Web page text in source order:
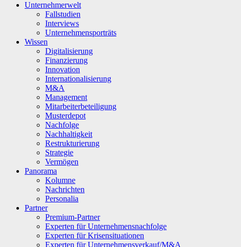
Unternehmerwelt
Fallstudien
Interviews
Unternehmensporträts
Wissen
Digitalisierung
Finanzierung
Innovation
Internationalisierung
M&A
Management
Mitarbeiterbeteiligung
Musterdepot
Nachfolge
Nachhaltigkeit
Restrukturierung
Strategie
Vermögen
Panorama
Kolumne
Nachrichten
Personalia
Partner
Premium-Partner
Experten für Unternehmensnachfolge
Experten für Krisensituationen
Experten für Unternehmensverkauf/M&A